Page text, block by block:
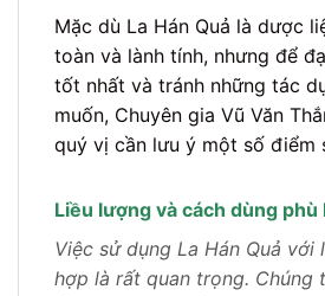
Mặc dù La Hán Quả là dược
toàn và lành tính, nhưng để
tốt nhất và tránh những tác
muốn, Chuyên gia Vũ Văn
quý vị cần lưu ý một số điểm
Liều lượng và cách dùng phù
Việc sử dụng La Hán Quả với
hợp là rất quan trọng. Chúng